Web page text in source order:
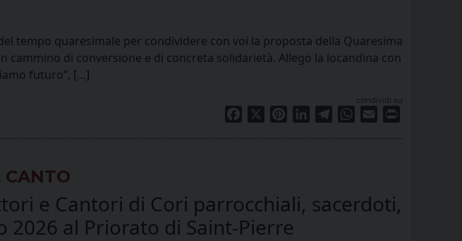
tempo quaresimale per condividere con voi la proposta della Quaresima
di conversione e di concreta solidarietà. Allego la locandina con
futuro”, […]
condividi su
Facebook PinterestLinkedInTelegramWhatsApp
Email
CANTO
e Cantori di Cori parrocchiali, sacerdoti,
al Priorato di Saint-Pierre